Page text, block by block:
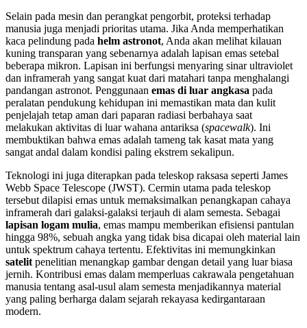
Selain pada mesin dan perangkat pengorbit, proteksi terhadap
manusia juga menjadi prioritas utama. Jika Anda memperhatikan
kaca pelindung pada helm astronot, Anda akan melihat kilauan
kuning transparan yang sebenarnya adalah lapisan emas setebal
beberapa mikron. Lapisan ini berfungsi menyaring sinar ultraviolet
dan inframerah yang sangat kuat dari matahari tanpa menghalangi
pandangan astronot. Penggunaan emas di luar angkasa pada
peralatan pendukung kehidupan ini memastikan mata dan kulit
penjelajah tetap aman dari paparan radiasi berbahaya saat
melakukan aktivitas di luar wahana antariksa (spacewalk). Ini
membuktikan bahwa emas adalah tameng tak kasat mata yang
sangat andal dalam kondisi paling ekstrem sekalipun.
Teknologi ini juga diterapkan pada teleskop raksasa seperti James
Webb Space Telescope (JWST). Cermin utama pada teleskop
tersebut dilapisi emas untuk memaksimalkan penangkapan cahaya
inframerah dari galaksi-galaksi terjauh di alam semesta. Sebagai
lapisan logam mulia, emas mampu memberikan efisiensi pantulan
hingga 98%, sebuah angka yang tidak bisa dicapai oleh material lain
untuk spektrum cahaya tertentu. Efektivitas ini memungkinkan
satelit penelitian menangkap gambar dengan detail yang luar biasa
jernih. Kontribusi emas dalam memperluas cakrawala pengetahuan
manusia tentang asal-usul alam semesta menjadikannya material
yang paling berharga dalam sejarah rekayasa kedirgantaraan
modern.